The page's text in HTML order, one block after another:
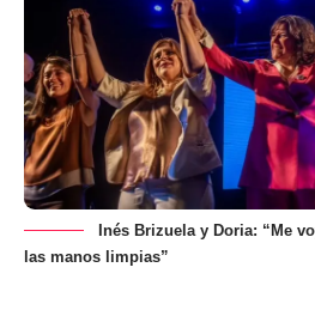
Inés Brizuela y Doria: “Me
las manos limpias”